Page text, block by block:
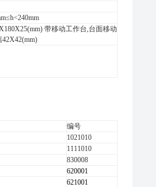
带移动工作台,台面移动
42X42(mm)
编号
1021010
1111010
830008
620001
621001